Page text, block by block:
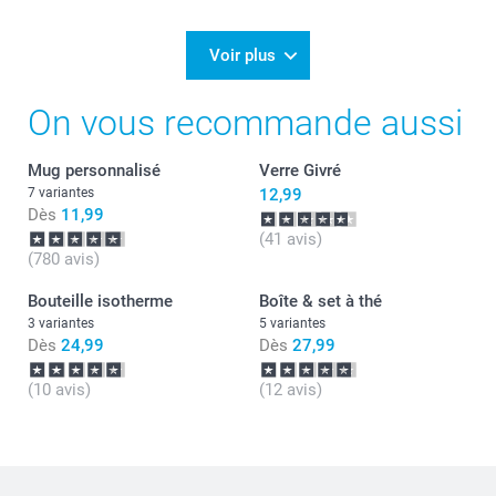
votre retour positif sur nos mugs magiques.
C'est un plaisir d'apprendre votre satisfaction.
Cordialement,
Florence@smartphoto
Voir plus
On vous recommande aussi
Mug personnalisé
7 variantes
Dès 11,99
(780 avis)
Verre Givré
12,99
(41 avis)
Bouteille isotherme
3 variantes
Dès 24,99
(10 avis)
Boîte & set à thé
5 variantes
Dès 27,99
(12 avis)